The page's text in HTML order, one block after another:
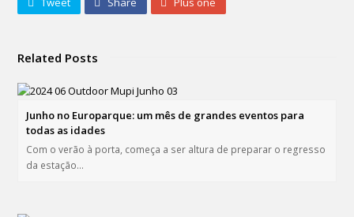
Related Posts
Junho no Europarque: um mês de grandes eventos para
todas as idades
Com o verão à porta, começa a ser altura de preparar o regresso
da estação…